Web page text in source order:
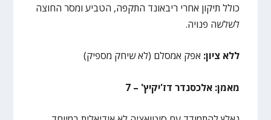
כולל תיקון אחרי ריבאונד התקפה, הטביע ומסר החוצה
לשלשה פנויה.
ללא ציון: אפק אמסלם (לא שיחק מספיק)
מאמן: אלכסנדר דז'יקיץ' – 7